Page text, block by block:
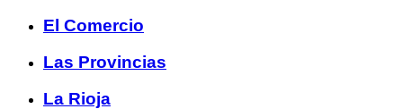
El Comercio
Las Provincias
La Rioja